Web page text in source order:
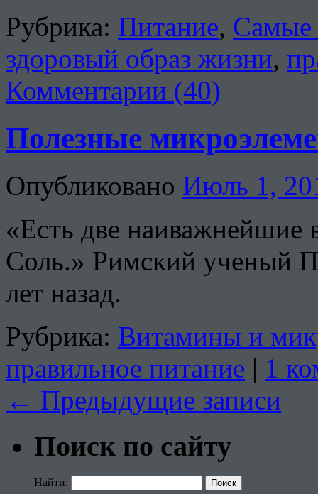
Рубрика: Питание, Самые
здоровый образ жизни,
Комментарии (40)
Полезные
Опубликовано Июль 1,
«Есть две
Соль.» Римский ученый
лет назад.
Рубрика: Витамины и
правильное питание | 1
← Предыдущие записи
Поиск по сайту
Найти: